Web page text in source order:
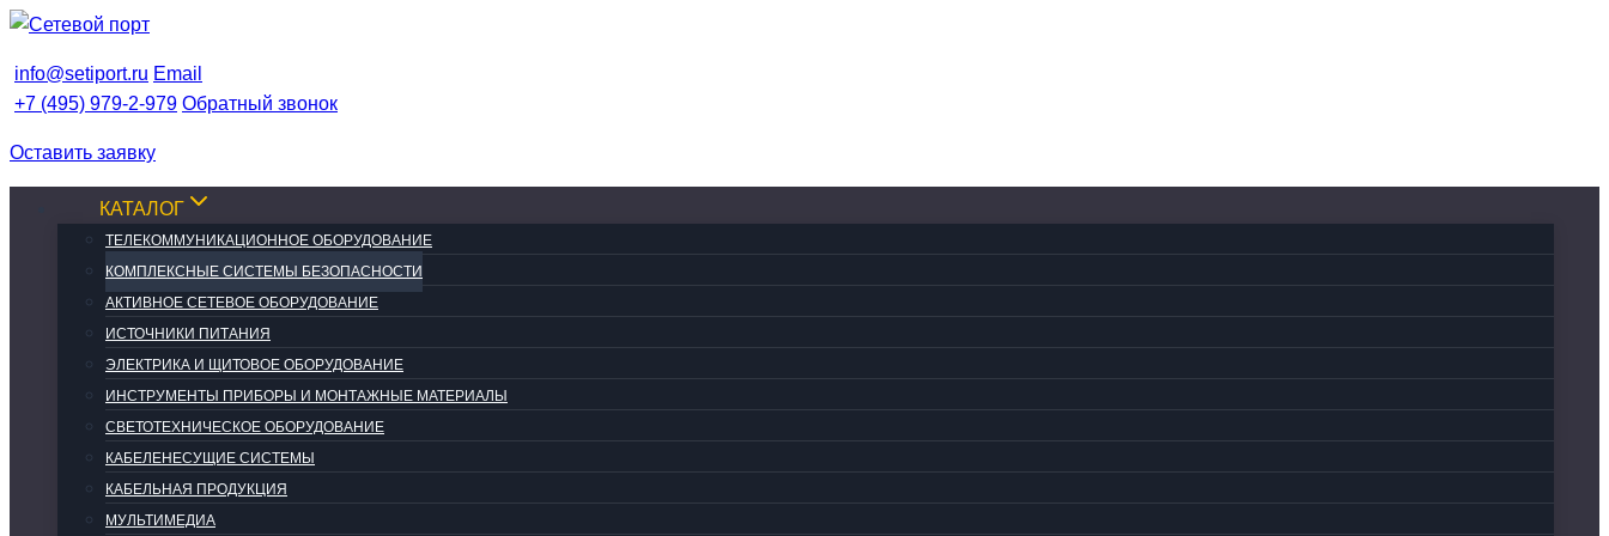
Перейти
содержимому
info@setiport.ru Email
+7 (495) 979-2-979 Обратный звонок
Оставить заявку
КАТАЛОГ
ТЕЛЕКОММУНИКАЦИОННОЕ ОБОРУДОВАНИЕ
КОМПЛЕКСНЫЕ СИСТЕМЫ БЕЗОПАСНОСТИ
АКТИВНОЕ СЕТЕВОЕ ОБОРУДОВАНИЕ
ИСТОЧНИКИ ПИТАНИЯ
ЭЛЕКТРИКА И ЩИТОВОЕ ОБОРУДОВАНИЕ
ИНСТРУМЕНТЫ ПРИБОРЫ И МОНТАЖНЫЕ МАТЕРИАЛЫ
СВЕТОТЕХНИЧЕСКОЕ ОБОРУДОВАНИЕ
КАБЕЛЕНЕСУЩИЕ СИСТЕМЫ
КАБЕЛЬНАЯ ПРОДУКЦИЯ
МУЛЬТИМЕДИА